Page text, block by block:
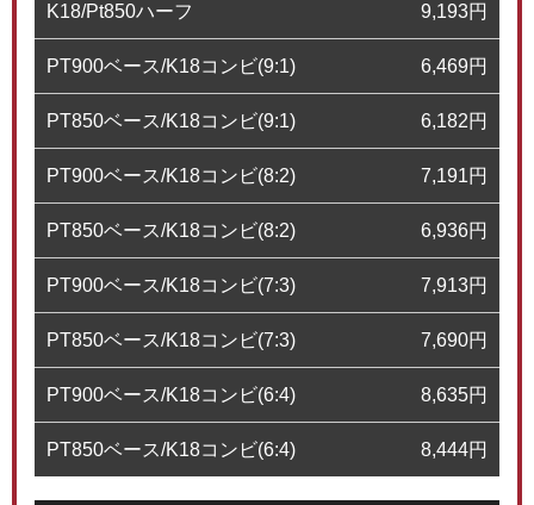
K18/Pt850ハーフ 9,193円
PT900ベース/K18コンビ(9:1) 6,469円
PT850ベース/K18コンビ(9:1) 6,182円
PT900ベース/K18コンビ(8:2) 7,191円
PT850ベース/K18コンビ(8:2) 6,936円
PT900ベース/K18コンビ(7:3) 7,913円
PT850ベース/K18コンビ(7:3) 7,690円
PT900ベース/K18コンビ(6:4) 8,635円
PT850ベース/K18コンビ(6:4) 8,444円